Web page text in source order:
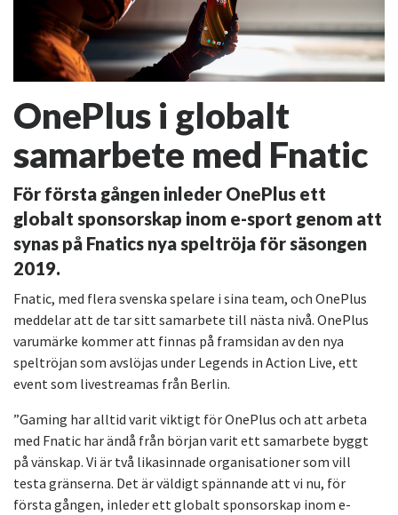
OnePlus i globalt
samarbete med Fnatic
För första gången inleder OnePlus ett
globalt sponsorskap inom e-sport genom att
synas på Fnatics nya speltröja för säsongen
2019.
Fnatic, med flera svenska spelare i sina team, och OnePlus
meddelar att de tar sitt samarbete till nästa nivå. OnePlus
varumärke kommer att finnas på framsidan av den nya
speltröjan som avslöjas under Legends in Action Live, ett
event som livestreamas från Berlin.
”Gaming har alltid varit viktigt för OnePlus och att arbeta
med Fnatic har ändå från början varit ett samarbete byggt
på vänskap. Vi är två likasinnade organisationer som vill
testa gränserna. Det är väldigt spännande att vi nu, för
första gången, inleder ett globalt sponsorskap inom e-